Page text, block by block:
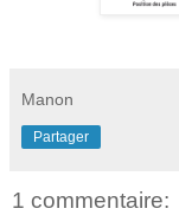
Manon
Partager
1 commentaire: